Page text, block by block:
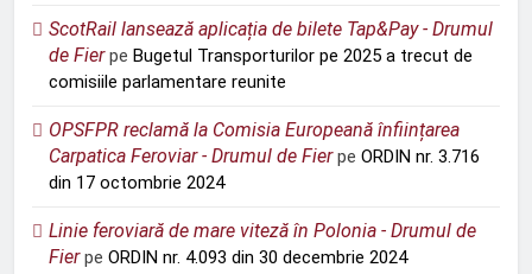
ScotRail lansează aplicația de bilete Tap&Pay - Drumul
de Fierpe Bugetul Transporturilor pe 2025 a trecut de
comisiile parlamentare reunite
OPSFPR reclamă la Comisia Europeană înființarea
Carpatica Feroviar - Drumul de Fierpe ORDIN nr. 3.716
din 17 octombrie 2024
Linie feroviară de mare viteză în Polonia - Drumul de
Fierpe ORDIN nr. 4.093 din 30 decembrie 2024